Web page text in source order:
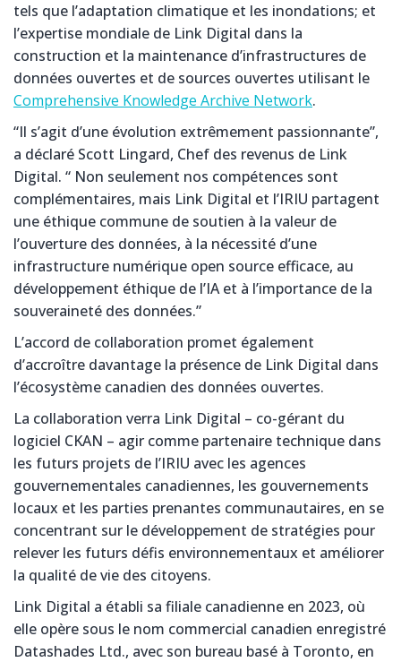
tels que l’adaptation climatique et les inondations; et
l’expertise mondiale de Link Digital dans la
construction et la maintenance d’infrastructures de
données ouvertes et de sources ouvertes utilisant le
Comprehensive Knowledge Archive Network.
“Il s’agit d’une évolution extrêmement passionnante”,
a déclaré Scott Lingard, Chef des revenus de Link
Digital. “ Non seulement nos compétences sont
complémentaires, mais Link Digital et l’IRIU partagent
une éthique commune de soutien à la valeur de
l’ouverture des données, à la nécessité d’une
infrastructure numérique open source efficace, au
développement éthique de l’IA et à l’importance de la
souveraineté des données.”
L’accord de collaboration promet également
d’accroître davantage la présence de Link Digital dans
l’écosystème canadien des données ouvertes.
La collaboration verra Link Digital – co-gérant du
logiciel CKAN – agir comme partenaire technique dans
les futurs projets de l’IRIU avec les agences
gouvernementales canadiennes, les gouvernements
locaux et les parties prenantes communautaires, en se
concentrant sur le développement de stratégies pour
relever les futurs défis environnementaux et améliorer
la qualité de vie des citoyens.
Link Digital a établi sa filiale canadienne en 2023, où
elle opère sous le nom commercial canadien enregistré
Datashades Ltd., avec son bureau basé à Toronto, en